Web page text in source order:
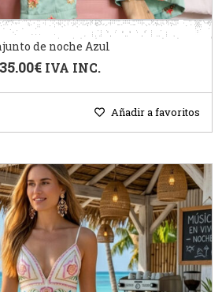
de noche Azul
€ IVA INC.
Añadir a favoritos